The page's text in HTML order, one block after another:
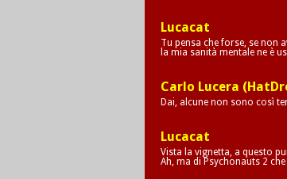
Lucacat
Tu pensa che forse, se non
la mia sanità mentale ne è
Carlo Lucera
Dai, alcune non sono così
Lucacat
Vista la vignetta, a questo
Ah, ma di Psychonauts 2